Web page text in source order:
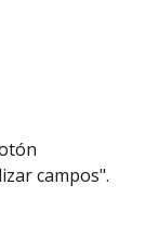
campos".